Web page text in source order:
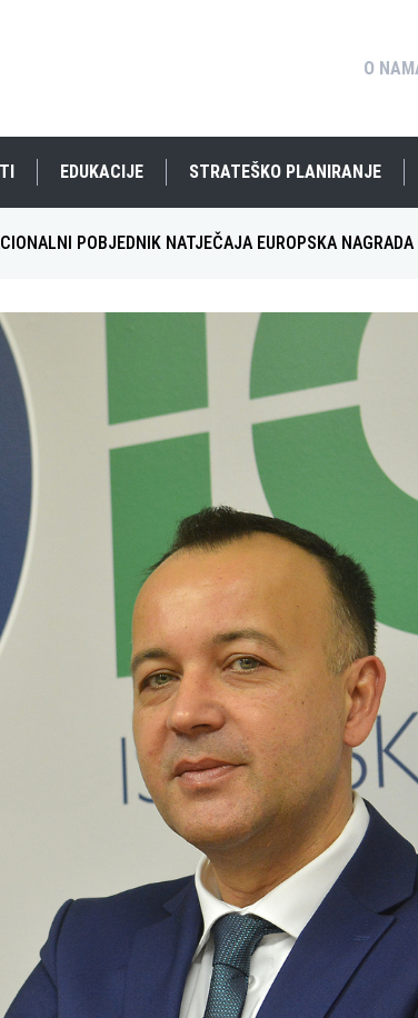
O
EDUKACIJE STRATEŠKO PLANIRANJE
POBJEDNIK NATJEČAJA EUROPSKA